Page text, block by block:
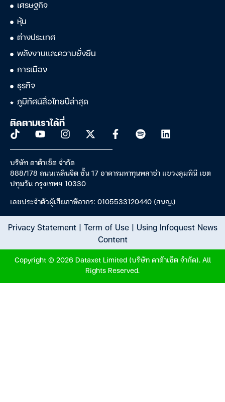
เศรษฐกิจ
หุ้น
ต่างประเทศ
พลังงานและความยั่งยืน
การเมือง
ธุรกิจ
ภูมิทัศน์สื่อไทยปีล่าสุด
ติดตามเราได้ที่
บริษัท ดาต้าเซ็ต จำกัด
888/178 ถนนเพลินจิต ชั้น 17 อาคารมหาทุนพลาซ่า แขวงลุมพินี เขต
ปทุมวัน กรุงเทพฯ 10330
เลขประจำตัวผู้เสียภาษีอากร: 0105533120440 (สนญ.)
Privacy Statement| Term of Use| Using Infoquest News
Content
Copyright © 2026 Dataxet Limited (บริษัท ดาต้าเซ็ต จำกัด). All
Rights Reserved.